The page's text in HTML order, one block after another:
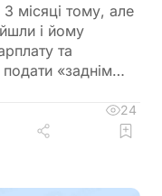
місяці тому, але
і йому
та
«заднім
звітність? І
йому
24